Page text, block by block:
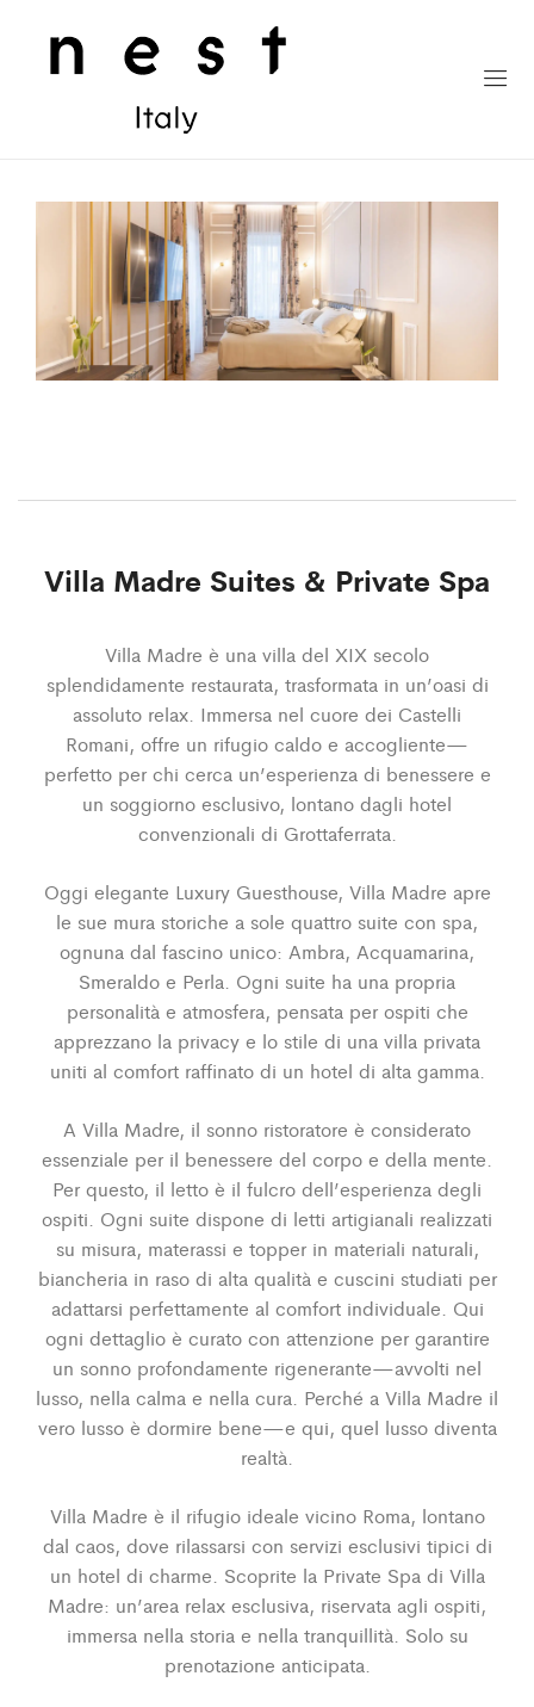
Villa Madre Suites & Private Spa
Villa Madre è una villa del XIX secolo
splendidamente restaurata, trasformata in un’oasi di
assoluto relax. Immersa nel cuore dei Castelli
Romani, offre un rifugio caldo e accogliente—
perfetto per chi cerca un’esperienza di benessere e
un soggiorno esclusivo, lontano dagli hotel
convenzionali di Grottaferrata.
Oggi elegante Luxury Guesthouse, Villa Madre apre
le sue mura storiche a sole quattro suite con spa,
ognuna dal fascino unico: Ambra, Acquamarina,
Smeraldo e Perla. Ogni suite ha una propria
personalità e atmosfera, pensata per ospiti che
apprezzano la privacy e lo stile di una villa privata
uniti al comfort raffinato di un hotel di alta gamma.
A Villa Madre, il sonno ristoratore è considerato
essenziale per il benessere del corpo e della mente.
Per questo, il letto è il fulcro dell’esperienza degli
ospiti. Ogni suite dispone di letti artigianali realizzati
su misura, materassi e topper in materiali naturali,
biancheria in raso di alta qualità e cuscini studiati per
adattarsi perfettamente al comfort individuale. Qui
ogni dettaglio è curato con attenzione per garantire
un sonno profondamente rigenerante—avvolti nel
lusso, nella calma e nella cura. Perché a Villa Madre il
vero lusso è dormire bene—e qui, quel lusso diventa
realtà.
Villa Madre è il rifugio ideale vicino Roma, lontano
dal caos, dove rilassarsi con servizi esclusivi tipici di
un hotel di charme. Scoprite la Private Spa di Villa
Madre: un’area relax esclusiva, riservata agli ospiti,
immersa nella storia e nella tranquillità. Solo su
prenotazione anticipata.